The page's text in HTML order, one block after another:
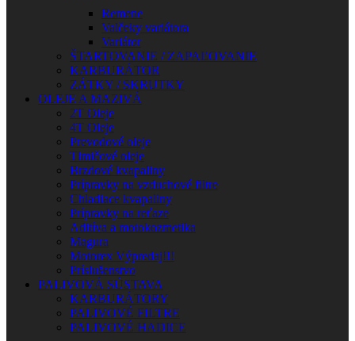
Remene
Valčeky variátora
Variátor
ŠTARTOVANIE / ZAPAĽOVANIE
KARBURÁTOR
ZÁTKY / SKRUTKY
OLEJE A MAZIVÁ
2T Oleje
4T Oleje
Prevodové oleje
Tlmičové oleje
Brzdové kvapaliny
Prípravky na vzduchové filtre
Chladiace kvapaliny
Prípravky na reťaze
Aditíva a motokozmetika
Magura
Motorex Výpredaj!!!
Príslušenstvo
PALIVOVÁ SÚSTAVA
KARBURÁTORY
PALIVOVÉ FILTRE
PALIVOVÉ HADICE